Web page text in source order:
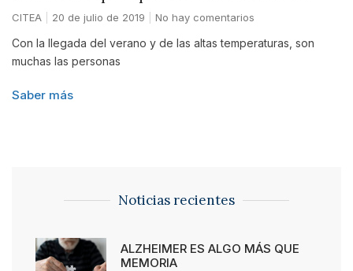
CITEA 20 de julio de 2019 No hay comentarios
Con la llegada del verano y de las altas temperaturas, son
muchas las personas
Saber más
Noticias recientes
ALZHEIMER ES ALGO MÁS QUE
MEMORIA